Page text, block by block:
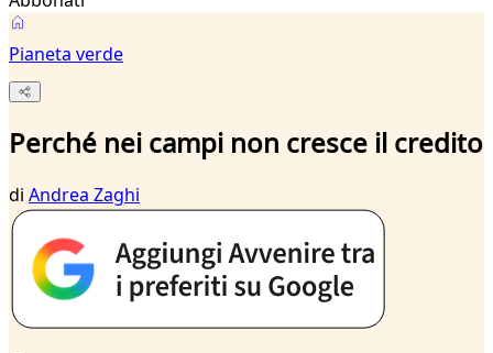
Pianeta verde
Perché nei campi non cresce il credito
di Andrea Zaghi